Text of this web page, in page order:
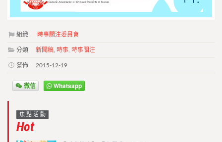
組織 時事關注委員會
分類 新聞稿 時事 時事關注
發佈 2015-12-19
微信 Whatsapp
焦點活動
Hot